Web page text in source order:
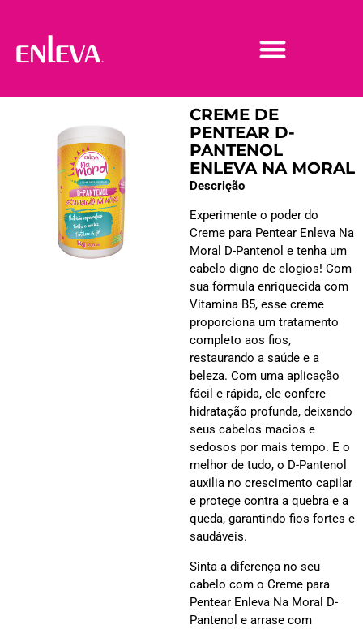
CREME DE
PENTEAR D-
PANTENOL
ENLEVA NA MORAL
Descrição
Experimente o poder do
Creme para Pentear Enleva Na
Moral D-Pantenol e tenha um
cabelo digno de elogios! Com
sua fórmula enriquecida com
Vitamina B5, esse creme
proporciona um tratamento
completo aos fios,
restaurando a saúde e a
beleza. Com uma aplicação
fácil e rápida, ele confere
hidratação profunda, deixando
seus cabelos macios e
sedosos por mais tempo. E o
melhor de tudo, o D-Pantenol
auxilia no crescimento capilar
e protege contra a quebra e a
queda, garantindo fios fortes e
saudáveis.
Sinta a diferença no seu
cabelo com o Creme para
Pentear Enleva Na Moral D-
Pantenol e arrase com